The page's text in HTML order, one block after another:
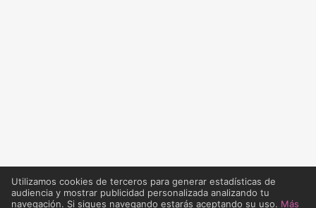
Utilizamos cookies de terceros para generar estadísticas de
audiencia y mostrar publicidad personalizada analizando tu
navegación. Si sigues navegando estarás aceptando su uso. Más